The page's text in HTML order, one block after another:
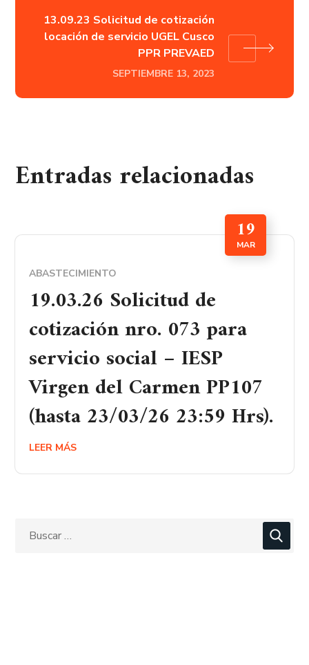
13.09.23 Solicitud de cotización
locación de servicio UGEL Cusco
PPR PREVAED
SEPTIEMBRE 13, 2023
Entradas relacionadas
19
MAR
ABASTECIMIENTO
19.03.26 Solicitud de
cotización nro. 073 para
servicio social – IESP
Virgen del Carmen PP107
(hasta 23/03/26 23:59 Hrs).
LEER MÁS